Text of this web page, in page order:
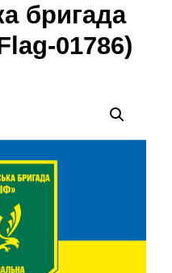
бригада
01786)